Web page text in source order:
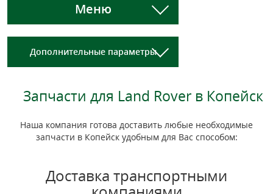
Меню
Дополнительные параметры
Запчасти для Land Rover в Копейск
Наша компания готова доставить любые необходимые
запчасти в Копейск удобным для Вас способом:
Доставка транспортными